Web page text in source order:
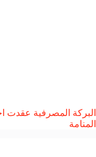
البركة المصرفية عقدت
المنامة